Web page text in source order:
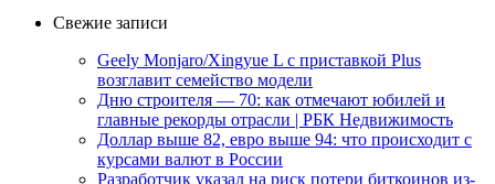
Свежие записи
Geely Monjaro/Xingyue L с приставкой Plus
возглавит семейство модели
Дню строителя — 70: как отмечают юбилей и
главные рекорды отрасли | РБК Недвижимость
Доллар выше 82, евро выше 94: что происходит с
курсами валют в России
Разработчик указал на риск потери биткоинов из-